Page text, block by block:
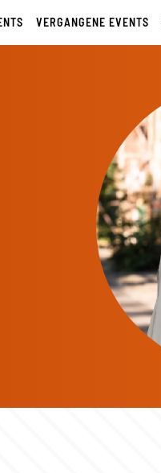
VERGANGENE EVENTS